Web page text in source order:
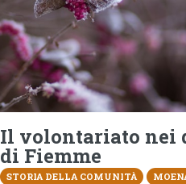
Il volontariato nei
di Fiemme
STORIA DELLA COMUNITÀ